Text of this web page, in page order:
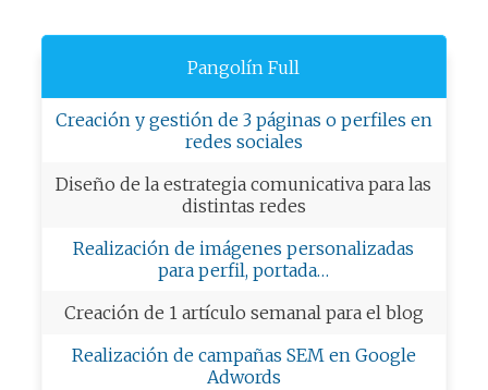
Pangolín Full
Creación y gestión de 3 páginas o perfiles en
redes sociales
Diseño de la estrategia comunicativa para las
distintas redes
Realización de imágenes personalizadas
para perfil, portada…
Creación de 1 artículo semanal para el blog
Realización de campañas SEM en Google
Adwords